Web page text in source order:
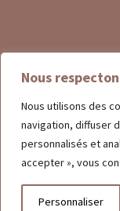
Nous
Nous utilisons des
navigation, diffuser
personnalisés et
accepter », vous
Personnaliser
24
©
Politique de